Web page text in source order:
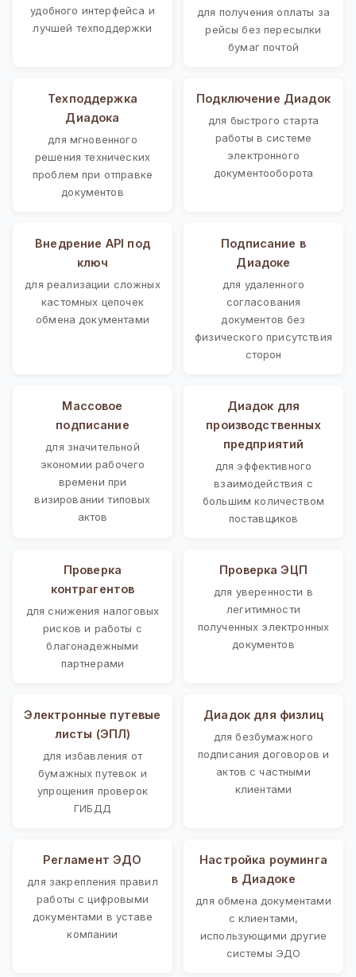
удобного интерфейса и
лучшей техподдержки
для получения оплаты за
рейсы без пересылки
бумаг почтой
Техподдержка
Диадока
для мгновенного
решения технических
проблем при отправке
документов
Подключение Диадок
для быстрого старта
работы в системе
электронного
документооборота
Внедрение API под
ключ
для реализации сложных
кастомных цепочек
обмена документами
Подписание в
Диадоке
для удаленного
согласования
документов без
физического присутствия
сторон
Массовое
подписание
для значительной
экономии рабочего
времени при
визировании типовых
актов
Диадок для
производственных
предприятий
для эффективного
взаимодействия с
большим количеством
поставщиков
Проверка
контрагентов
для снижения налоговых
рисков и работы с
благонадежными
партнерами
Проверка ЭЦП
для уверенности в
легитимности
полученных электронных
документов
Электронные путевые
листы (ЭПЛ)
для избавления от
бумажных путевок и
упрощения проверок
ГИБДД
Диадок для физлиц
для безбумажного
подписания договоров и
актов с частными
клиентами
Регламент ЭДО
для закрепления правил
работы с цифровыми
документами в уставе
компании
Настройка роуминга
в Диадоке
для обмена документами
с клиентами,
использующими другие
системы ЭДО